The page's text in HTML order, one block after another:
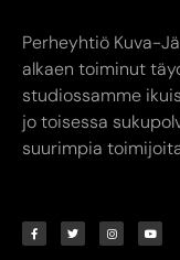
Perheyhtiö Kuva-
alkaen toiminut
studiossamme
jo toisessa
suurimpia